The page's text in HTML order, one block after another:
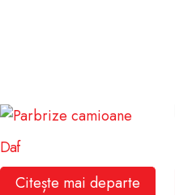
Daf
Citește mai departe